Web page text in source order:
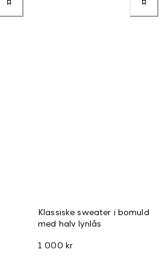
Klassiske sweater i bomuld
med halv lynlås
1 000 kr